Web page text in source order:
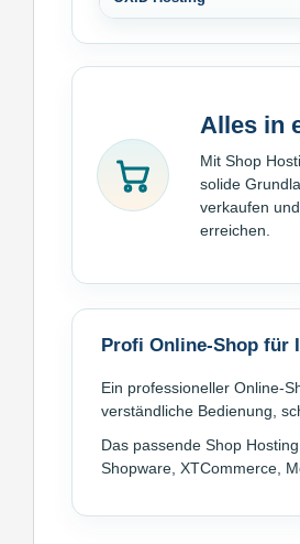
Alles in
Mit Shop
solide
verkaufen
erreichen.
Profi Online-Shop für
Ein professioneller Online-
verständliche Bedienung,
Das passende Shop
Shopware, XTCommerce,